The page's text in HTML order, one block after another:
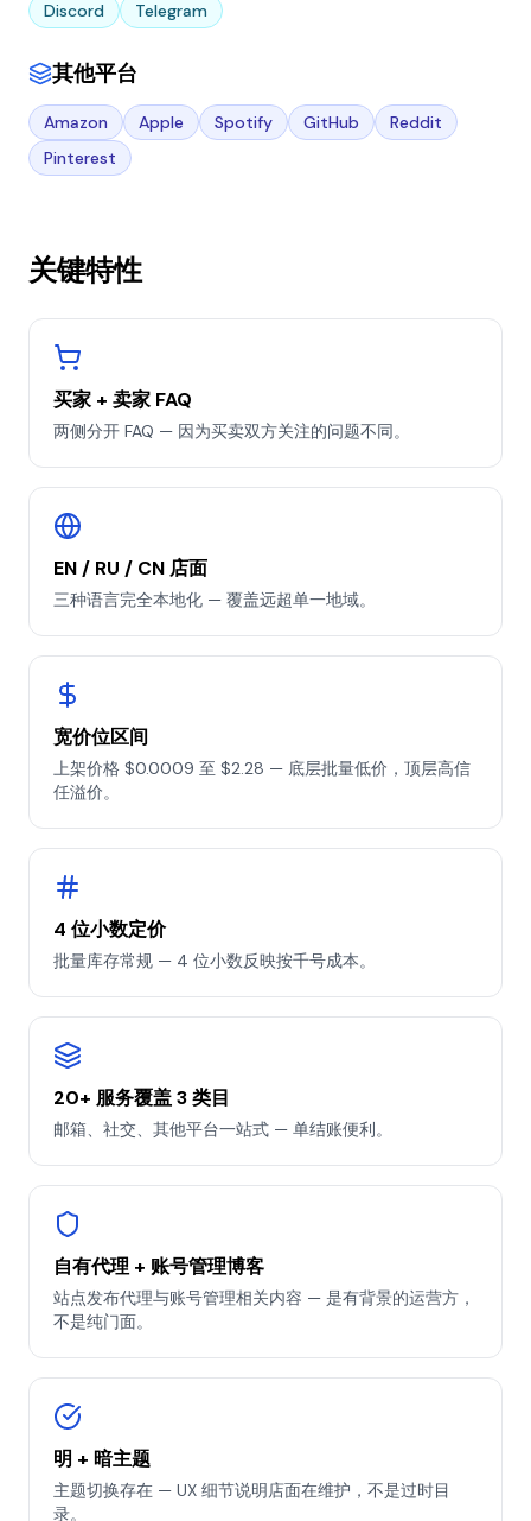
Discord
Telegram
其他平台
Amazon Apple Spotify GitHub
Reddit
Pinterest
关键特性
买家 + 卖家 FAQ
两侧分开 FAQ — 因为买卖双方关注的问题不同。
EN / RU / CN 店面
三种语言完全本地化 — 覆盖远超单一地域。
宽价位区间
上架价格 $0.0009 至 $2.28 — 底层批量低价，顶层高信
任溢价。
4 位小数定价
批量库存常规 — 4 位小数反映按千号成本。
20+ 服务覆盖 3 类目
邮箱、社交、其他平台一站式 — 单结账便利。
自有代理 + 账号管理博客
站点发布代理与账号管理相关内容 — 是有背景的运营方，
不是纯门面。
明 + 暗主题
主题切换存在 — UX 细节说明店面在维护，不是过时目
录。